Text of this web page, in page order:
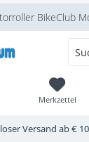
BikeClub
Versand ab €
Merkzettel